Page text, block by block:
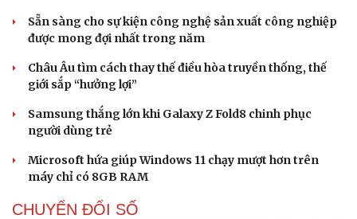
Sẵn sàng cho sự kiện công nghệ sản xuất công nghiệp
được mong đợi nhất trong năm
Châu Âu tìm cách thay thế điều hòa truyền thống, thế
giới sắp “hưởng lợi”
Samsung thắng lớn khi Galaxy Z Fold8 chinh phục
người dùng trẻ
Microsoft hứa giúp Windows 11 chạy mượt hơn trên
máy chỉ có 8GB RAM
CHUYỂN ĐỔI SỐ